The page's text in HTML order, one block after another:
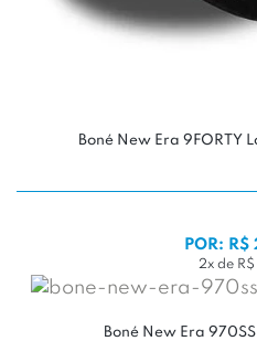
Boné New Era 9FORTY
POR:
2x de R$
Boné New Era